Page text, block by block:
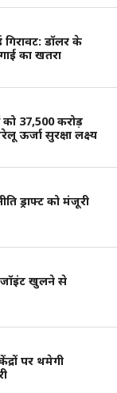
गिरावट: डॉलर के
का खतरा
37,500 करोड़
ऊर्जा सुरक्षा लक्ष्य
ड्राफ्ट को मंजूरी
जॉइंट खुलने से
पर थमेगी